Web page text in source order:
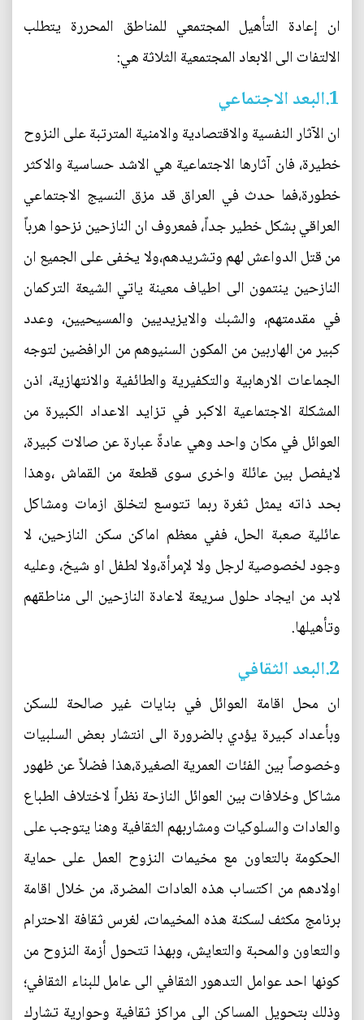
ان إعادة التأهيل المجتمعي للمناطق المحررة يتطلب
الالتفات الى الابعاد المجتمعية الثلاثة هي:
1.البعد الاجتماعي
ان الآثار النفسية والاقتصادية والامنية المترتبة على النزوح
خطيرة، فان آثارها الاجتماعية هي الاشد حساسية والاكثر
خطورة،فما حدث في العراق قد مزق النسيج الاجتماعي
العراقي بشكل خطير جداً، فمعروف ان النازحين نزحوا هرباً
من قتل الدواعش لهم وتشريدهم،ولا يخفى على الجميع ان
النازحين ينتمون الى اطياف معينة ياتي الشيعة التركمان
في مقدمتهم، والشبك والايزيديين والمسيحيين، وعدد
كبير من الهاربين من المكون السنيوهم من الرافضين لتوجه
الجماعات الارهابية والتكفيرية والطائفية والانتهازية، اذن
المشكلة الاجتماعية الاكبر في تزايد الاعداد الكبيرة من
العوائل في مكان واحد وهي عادةً عبارة عن صالات كبيرة،
لايفصل بين عائلة واخرى سوى قطعة من القماش ،وهذا
بحد ذاته يمثل ثغرة ربما تتوسع لتخلق ازمات ومشاكل
عائلية صعبة الحل، ففي معظم اماكن سكن النازحين، لا
وجود لخصوصية لرجل ولا لإمرأة،ولا لطفل او شيخ، وعليه
لابد من ايجاد حلول سريعة لاعادة النازحين الى مناطقهم
وتأهيلها.
2.البعد الثقافي
ان محل اقامة العوائل في بنايات غير صالحة للسكن
وبأعداد كبيرة يؤدي بالضرورة الى انتشار بعض السلبيات
وخصوصاً بين الفئات العمرية الصغيرة،هذا فضلاً عن ظهور
مشاكل وخلافات بين العوائل النازحة نظراً لاختلاف الطباع
والعادات والسلوكيات ومشاربهم الثقافية وهنا يتوجب على
الحكومة بالتعاون مع مخيمات النزوح العمل على حماية
اولادهم من اكتساب هذه العادات المضرة، من خلال اقامة
برنامج مكثف لسكنة هذه المخيمات، لغرس ثقافة الاحترام
والتعاون والمحبة والتعايش، وبهذا تتحول أزمة النزوح من
كونها احد عوامل التدهور الثقافي الى عامل للبناء الثقافي؛
وذلك بتحويل المساكن الى مراكز ثقافية وحوارية تشارك